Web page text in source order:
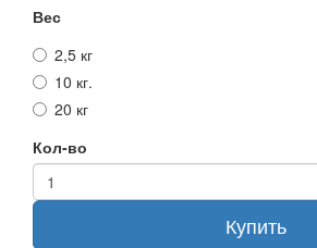
Вес
2,5 кг
10 кг.
20 кг
Кол-во
Купить